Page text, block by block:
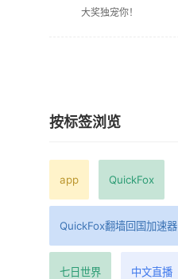
大奖独宠你！
按标签浏览
app QuickFox
QuickFox翻墙回国加速器
七日世界 中文直播